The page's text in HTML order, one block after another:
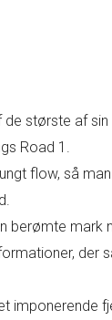
de største af
Road 1.
flow, så
berømte mark
der
imponerende